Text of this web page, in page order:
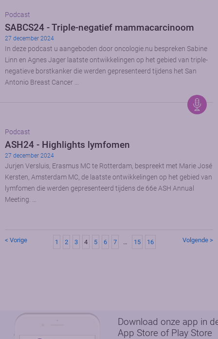
Podcast
SABCS24 - Triple-negatief mammacarcinoom
27 december 2024
In deze podcast u aangeboden door oncologie.nu bespreken Sabine
Linn en Agnes Jager laatste ontwikkelingen op het gebied van triple-
negatieve borstkanker die werden gepresenteerd tijdens het San
Antonio Breast Cancer …
Podcast
ASH24 - Highlights lymfomen
27 december 2024
Jurjen Versluis, Erasmus MC te Rotterdam, bespreekt met Marie José
Kersten, Amsterdam MC, de laatste ontwikkelingen op het gebied van
lymfomen die werden gepresenteerd tijdens de 66e ASH Annual
Meeting. …
< Vorige 1 2 3 4 5 6 7 … 15 16 Volgende >
Download onze app in
App Store of Play Store